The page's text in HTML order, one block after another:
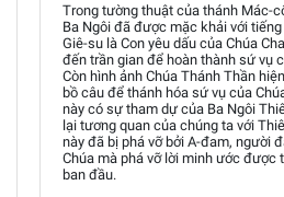
Trong tường thuật của thánh Mác-
Ba Ngôi đã được mặc khải với
Giê-su là Con yêu dấu của Chúa
đến trần gian để hoàn thành sứ vụ
Còn hình ảnh Chúa Thánh Thần
bồ câu để thánh hóa sứ vụ của
này có sự tham dự của Ba Ngôi
lại tương quan của chúng ta với
này đã bị phá vỡ bởi A-đam, người
Chúa mà phá vỡ lời minh ước được
ban đầu.